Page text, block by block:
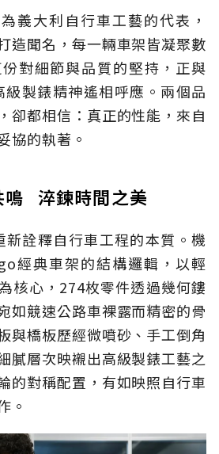
義大利自行車工藝的代表，
造聞名，每一輛車架皆凝聚數
對細節與品質的堅持，正與
級製錶精神遙相呼應。兩個品
卻都相信：真正的性能，來自
協的執著。
鳴 淬鍊時間之美
詮釋自行車工程的本質。機
經典車架的結構邏輯，以輕
核心，274枚零件透過幾何鏤
如競速公路車裸露而精密的骨
與橋板歷經微噴砂、手工倒角
膩層次映襯出高級製錶工藝之
的對稱配置，有如映照自行車
。